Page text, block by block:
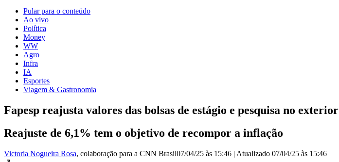
Pular para o conteúdo
Ao vivo
Política
Money
WW
Agro
Infra
IA
Esportes
Viagem & Gastronomia
Fapesp reajusta valores das bolsas de estágio e pesquisa no exterior
Reajuste de 6,1% tem o objetivo de recompor a inflação
Victoria Nogueira Rosa, colaboração para a CNN Brasil07/04/25 às 15:46 | Atualizado 07/04/25 às 15:46